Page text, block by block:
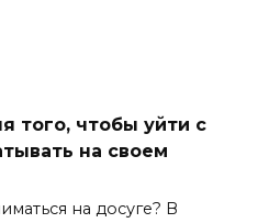
того, чтобы уйти с
на своем
на досуге? В